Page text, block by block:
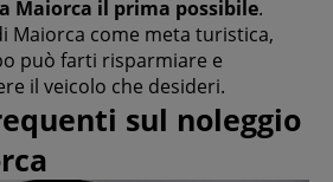
Maiorca il prima possibile.
Maiorca come meta turistica,
può farti risparmiare e
il veicolo che desideri.
sul noleggio